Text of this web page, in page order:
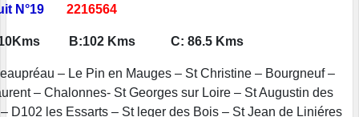
N°19 2216564
B:102 Kms C: 86.5 Kms
– Le Pin en Mauges – St Christine – Bourgneuf –
– Chalonnes- St Georges sur Loire – St Augustin des
D102 les Essarts – St leger des Bois – St Jean de Liniéres